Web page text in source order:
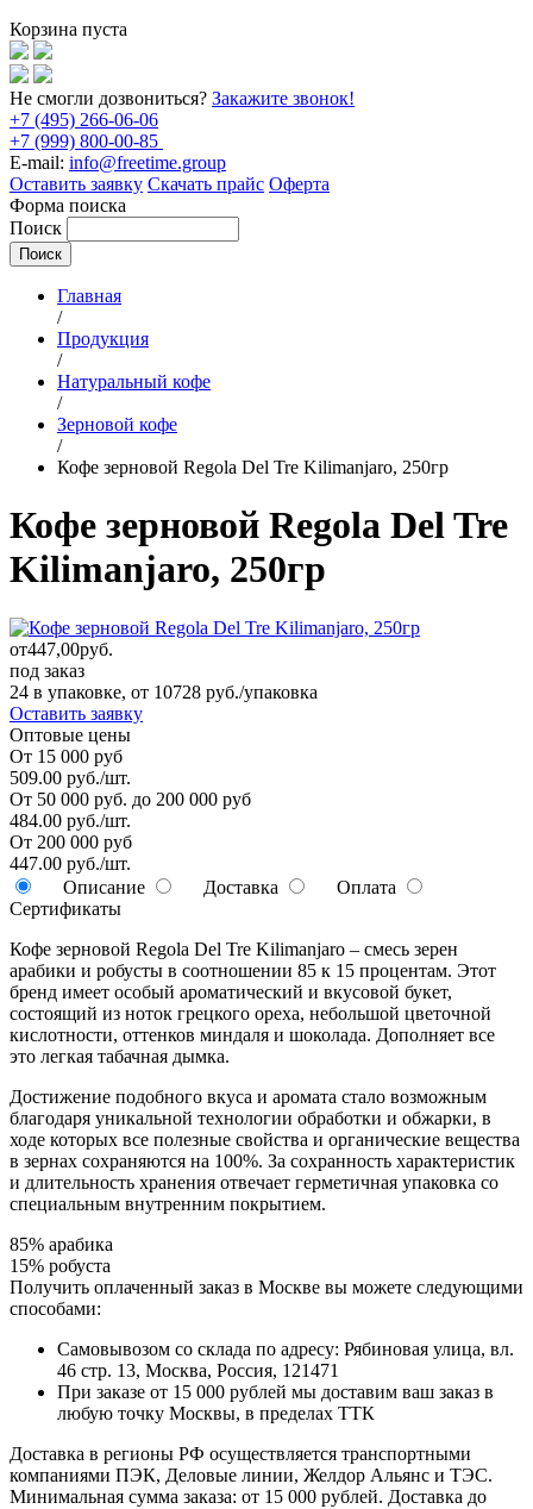
Корзина пуста
Не смогли дозвониться? Закажите звонок!
+7 (495) 266-06-06
+7 (999) 800-00-85
E-mail: info@freetime.group
Оставить заявку Скачать прайс Оферта
Форма поиска
Поиск
Главная
/
Продукция
/
Натуральный кофе
/
Зерновой кофе
/
Кофе зерновой Regola Del Tre Kilimanjaro, 250гр
Кофе зерновой Regola Del Tre
Kilimanjaro, 250гр
от447,00руб.
под заказ
24 в упаковке, от 10728 руб./упаковка
Оставить заявку
Оптовые цены
От 15 000 руб
509.00 руб./шт.
От 50 000 руб. до 200 000 руб
484.00 руб./шт.
От 200 000 руб
447.00 руб./шт.
Описание
Доставка
Оплата
Сертификаты
Кофе зерновой Regola Del Tre Kilimanjaro – смесь зерен
арабики и робусты в соотношении 85 к 15 процентам. Этот
бренд имеет особый ароматический и вкусовой букет,
состоящий из ноток грецкого ореха, небольшой цветочной
кислотности, оттенков миндаля и шоколада. Дополняет все
это легкая табачная дымка.
Достижение подобного вкуса и аромата стало возможным
благодаря уникальной технологии обработки и обжарки, в
ходе которых все полезные свойства и органические вещества
в зернах сохраняются на 100%. За сохранность характеристик
и длительность хранения отвечает герметичная упаковка со
специальным внутренним покрытием.
85% арабика
15% робуста
Получить оплаченный заказ в Москве вы можете следующими
способами:
Самовывозом со склада по адресу: Рябиновая улица, вл.
46 стр. 13, Москва, Россия, 121471
При заказе от 15 000 рублей мы доставим ваш заказ в
любую точку Москвы, в пределах ТТК
Доставка в регионы РФ осуществляется транспортными
компаниями ПЭК, Деловые линии, Желдор Альянс и ТЭС.
Минимальная сумма заказа: от 15 000 рублей. Доставка до